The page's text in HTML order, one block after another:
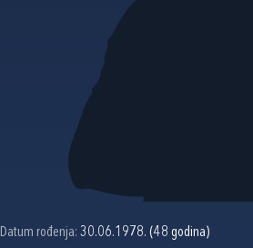
Datum rođenja: 30.06.1978. (48 godina)